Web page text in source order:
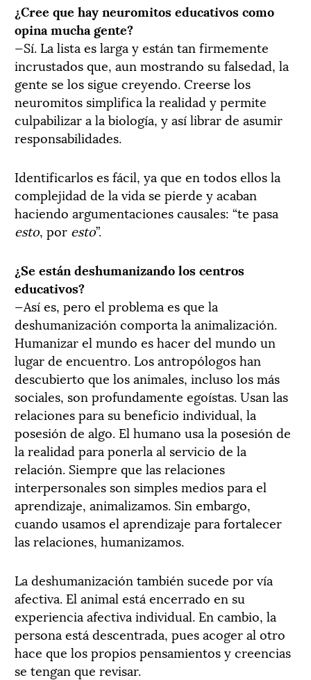
¿Cree que hay neuromitos educativos como
opina mucha gente?
—Sí. La lista es larga y están tan firmemente
incrustados que, aun mostrando su falsedad, la
gente se los sigue creyendo. Creerse los
neuromitos simplifica la realidad y permite
culpabilizar a la biología, y así librar de asumir
responsabilidades.
Identificarlos es fácil, ya que en todos ellos la
complejidad de la vida se pierde y acaban
haciendo argumentaciones causales: “te pasa
esto, por esto”.
¿Se están deshumanizando los centros
educativos?
—Así es, pero el problema es que la
deshumanización comporta la animalización.
Humanizar el mundo es hacer del mundo un
lugar de encuentro. Los antropólogos han
descubierto que los animales, incluso los más
sociales, son profundamente egoístas. Usan las
relaciones para su beneficio individual, la
posesión de algo. El humano usa la posesión de
la realidad para ponerla al servicio de la
relación. Siempre que las relaciones
interpersonales son simples medios para el
aprendizaje, animalizamos. Sin embargo,
cuando usamos el aprendizaje para fortalecer
las relaciones, humanizamos.
La deshumanización también sucede por vía
afectiva. El animal está encerrado en su
experiencia afectiva individual. En cambio, la
persona está descentrada, pues acoger al otro
hace que los propios pensamientos y creencias
se tengan que revisar.